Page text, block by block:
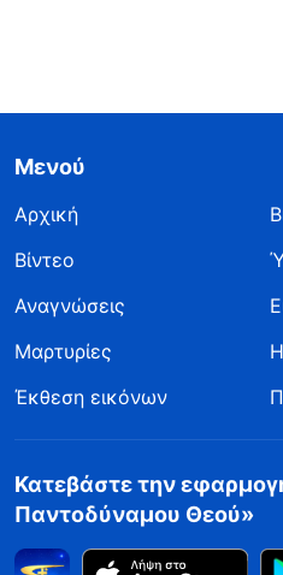
Μενού
Αρχική
Βίντεο
Αναγνώσεις
Μαρτυρίες
Έκθεση εικόνων
Κατεβάστε την
Παντοδύναμου Θεού»